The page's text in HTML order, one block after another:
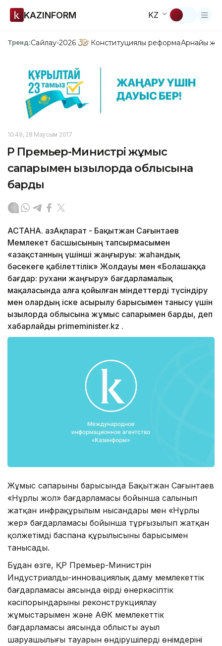
KAZINFORM KZ
Тренд:Сайлау-2026 Конституциялық реформаАрнайы
10:49, 28 Маусым 2017
ҚР Премьер-Министрі жұмыс
сапарымен Қызылорда облысына
барды
АСТАНА. ҚазАқпарат - Бақытжан Сағынтаев
Мемлекет басшысының тапсырмасымен
«Қазақстанның үшінші жаңғыруы: жаһандық
бәсекеге қабілеттілік» Жолдауы мен «Болашаққа
бағдар: рухани жаңғыру» бағдарламалық
мақаласында алға қойылған міндеттерді түсіндіру
мен олардың іске асырылу барысымен танысу үшін
Қызылорда облысына жұмыс сапарымен барды, деп
хабарлайды primeminister.kz .
Жұмыс сапарының барысында Бақытжан Сағынтаев
«Нұрлы жол» бағдарламасы бойынша салынып
жатқан инфрақұрылым нысандары мен «Нұрлы
жер» бағдарламасы бойынша тұрғызылып жатқан
қолжетімді баспана құрылысының барысымен
танысады.
Бұдан өзге, ҚР Премьер-Министрін
Индустриалды-инновациялық даму мемлекеттік
бағдарламасы аясында өңірдің өнеркәсіптік
кәсіпорындарының реконструкциялау
жұмыстарымен және АӨК мемлекеттік
бағдарламасы аясында облыстың ауыл
шаруашылығы тауарын өндірушілердің өнімдерінің